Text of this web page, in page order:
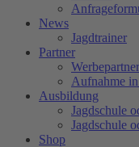
News
Jagdtrainer
Partner
Werbepartner
Aufnahme
Ausbildung
Jagdschule
Jagdschule
Shop